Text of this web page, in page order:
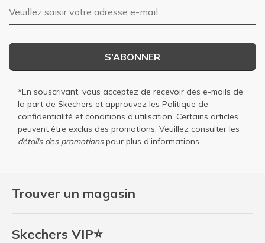
Trouver un magasin
Skechers VIP⭐
Adresse e-mail
S’ABONNER
*En souscrivant, vous acceptez de recevoir des e-mails de
la part de Skechers et approuvez les Politique de
confidentialité et conditions d'utilisation. Certains articles
peuvent être exclus des promotions. Veuillez consulter les
détails des promotionspour plus d'informations.